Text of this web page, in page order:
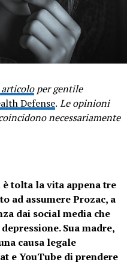
per gentile
Defense. Le opinioni
necessariamente
è tolta la vita appena tre
ad assumere Prozac, a
dai social media che
Sua madre,
causa legale
e YouTube di prendere